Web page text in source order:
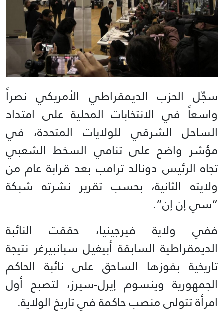
سجّل الحزب الديمقراطي الأمريكي نصراً
واسعاً في الانتخابات المحلية على امتداد
الساحل الشرقي للولايات المتحدة، في
مؤشر واضح على تنامي السخط الشعبي
تجاه الرئيس دونالد ترامب بعد قرابة عام من
ولايته الثانية، بحسب تقرير نشرته شبكة
“سي إن إن”.
ففي ولاية فيرجينيا، حققت النائبة
الديمقراطية السابقة أبيغيل سبانبيرغر نتيجة
تاريخية بفوزها الساحق على نائبة الحاكم
الجمهورية وينسوم إيرل-سيرز، لتصبح أول
امرأة تتولى منصب حاكمة في تاريخ الولاية.